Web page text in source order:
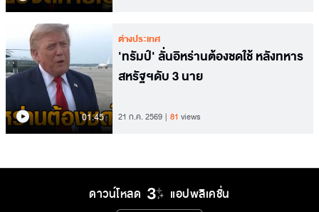
01.45
ต่างประเทศ
'ทรัมป์' ลั่นอิหร่านต้องชดใช้ หลังทหาร
สหรัฐฯดับ 3 นาย
21 ก.ค. 2569 81 views
ดาวน์โหลด แอปพลิเคชั่น